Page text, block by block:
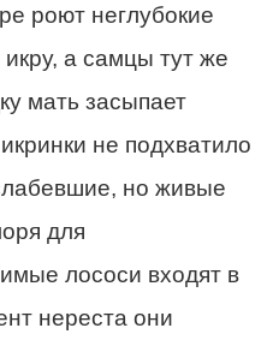
роют неглубокие
а самцы тут же
мать засыпает
не подхватило
но живые
для
лососи входят в
нереста они